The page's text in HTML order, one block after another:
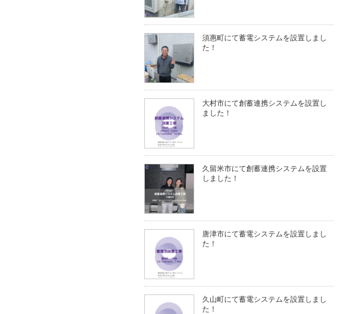
須惠町にて蓄電システムを設置しまし
た！
大村市にて創蓄連携システムを設置し
ました！
久留米市にて創蓄連携システムを設置
しました！
唐津市にて蓄電システムを設置しまし
た！
久山町にて蓄電システムを設置しまし
た！